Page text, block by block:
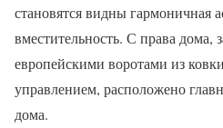
становятся видны гармоничная
вместительность. С права дома,
европейскими воротами из
управлением, расположено
дома.